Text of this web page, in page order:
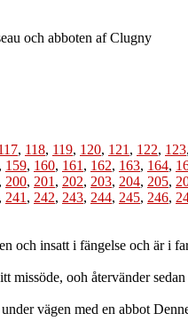
och abboten af Clugny
, 118, 119, 120, 121 , 122, 123,
, 159, 160, 161 , 162, 163, 164,
, 200, 201 , 202, 203, 204, 205,
, 241 , 242, 243, 244, 245, 246,
insatt i fängelse och är i
ooh återvänder
vägen med en abbot